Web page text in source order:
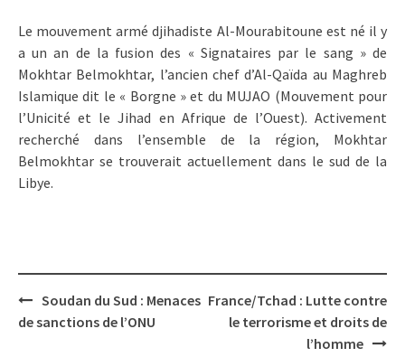
Le mouvement armé djihadiste Al-Mourabitoune est né il y
a un an de la fusion des « Signataires par le sang » de
Mokhtar Belmokhtar, l’ancien chef d’Al-Qaïda au Maghreb
Islamique dit le « Borgne » et du MUJAO (Mouvement pour
l’Unicité et le Jihad en Afrique de l’Ouest). Activement
recherché dans l’ensemble de la région, Mokhtar
Belmokhtar se trouverait actuellement dans le sud de la
Libye.
Post
navigation
Soudan du Sud : Menaces
de sanctions de l’ONU
France/Tchad : Lutte contre
le terrorisme et droits de
l’homme